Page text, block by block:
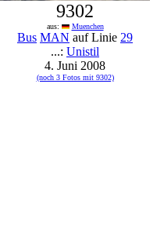
9302
aus: Muenchen
Bus MAN auf Linie 29
...: Unistil
4. Juni 2008
(noch 3 Fotos mit 9302)